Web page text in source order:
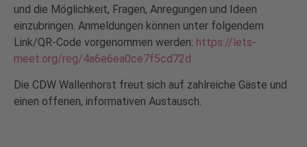
und die Möglichkeit, Fragen, Anregungen und Ideen
einzubringen. Anmeldungen können unter folgendem
Link/QR-Code vorgenommen werden: https://lets-
meet.org/reg/4a6e6ea0ce7f5cd72d
Die CDW Wallenhorst freut sich auf zahlreiche Gäste und
einen offenen, informativen Austausch.